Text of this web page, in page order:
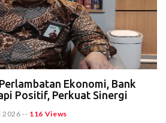
Ekonomi, Bank
Positif, Perkuat Sinergi
2026-- 116 Views